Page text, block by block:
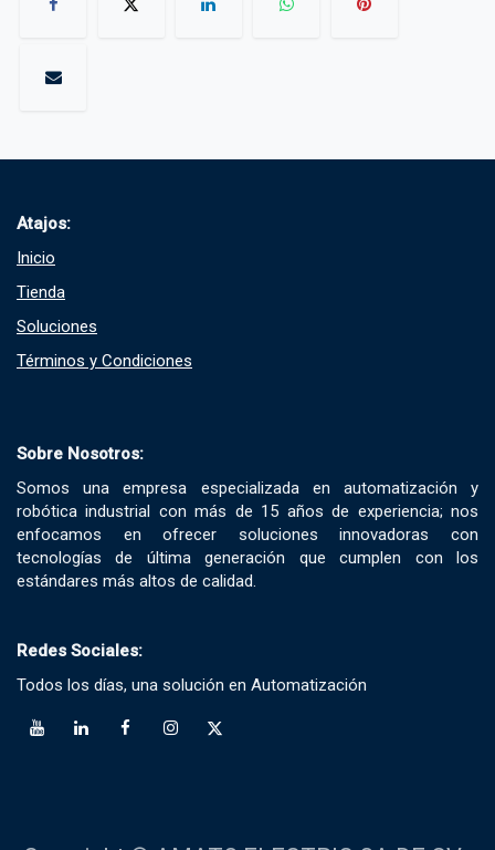
Atajos:
Inicio
Tienda
Soluciones​
Términos y Condiciones​
Sobre Nosotros:
Somos una empresa especializada en automatización y
robótica industrial con más de 15 años de experiencia; nos
enfocamos en ofrecer soluciones innovadoras con
tecnologías de última generación que cumplen con los
estándares más altos de calidad.
Redes Sociales:
Todos los días, una solución en Automatización